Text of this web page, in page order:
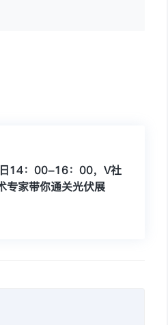
14：00-16：00，V社
专家带你通关光伏展